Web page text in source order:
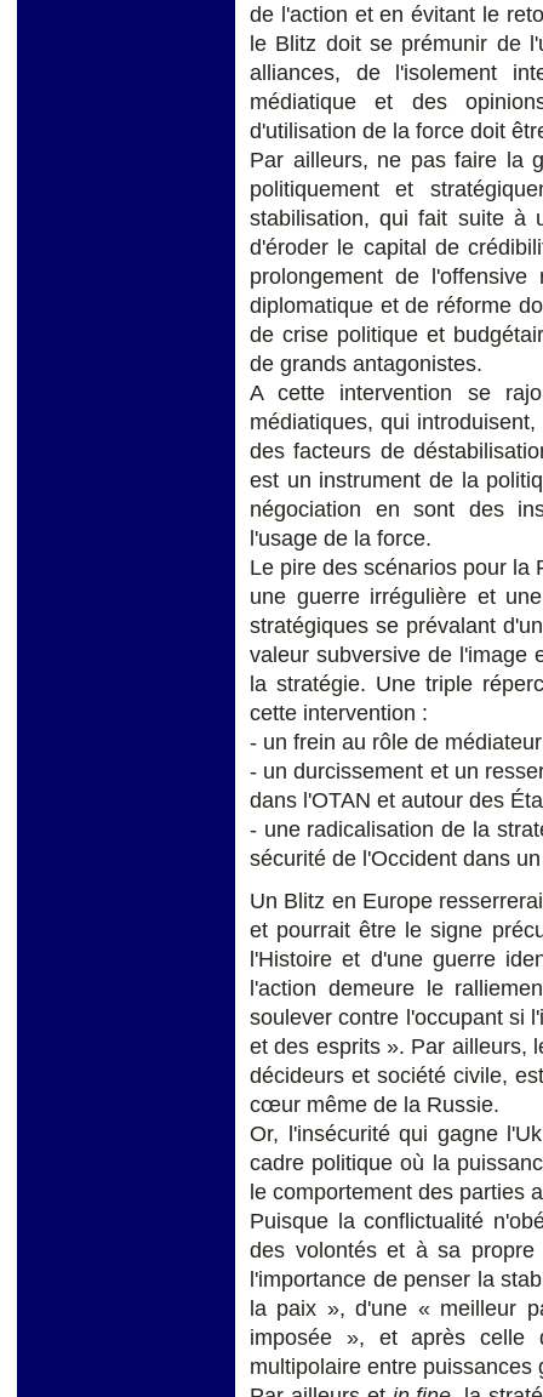
de l'action et en évitant le
le Blitz doit se prémunir de
alliances, de l'isolement
médiatique et des
d'utilisation de la force doit
Par ailleurs, ne pas faire la
politiquement et
stabilisation, qui fait suite à
d'éroder le capital de
prolongement de
diplomatique et de réforme
de crise politique et
de grands antagonistes.
A cette intervention se
médiatiques, qui
des facteurs de
est un instrument de la
négociation en sont des
l'usage de la force.
Le pire des scénarios pour la
une guerre irrégulière et
stratégiques se prévalant
valeur subversive de l'image
la stratégie. Une triple
cette intervention :
- un frein au rôle de
- un durcissement et un
dans l'OTAN et autour des
- une radicalisation de la
sécurité de l'Occident dans
Un Blitz en Europe
et pourrait être le signe
l'Histoire et d'une guerre
l'action demeure le
soulever contre l'occupant si
et des esprits ». Par ailleurs,
décideurs et société civile,
cœur même de la Russie.
Or, l'insécurité qui gagne
cadre politique où la
le comportement des parties
Puisque la conflictualité
des volontés et à sa propre
l'importance de penser la
la paix », d'une « meilleur
imposée », et après
multipolaire entre puissances